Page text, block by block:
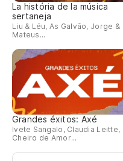
La história de la música
sertaneja
Liu & Léu, As Galvão, Jorge &
Mateus...
Grandes éxitos: Axé
Ivete Sangalo, Claudia Leitte,
Cheiro de Amor...